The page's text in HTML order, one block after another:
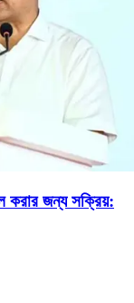
করার জন্য সক্রিয়: